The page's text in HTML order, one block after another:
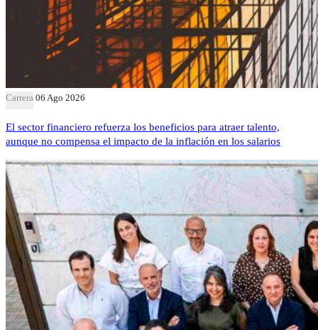
Carrera 06 Ago 2026
El sector financiero refuerza los beneficios para atraer talento,
aunque no compensa el impacto de la inflación en los salarios